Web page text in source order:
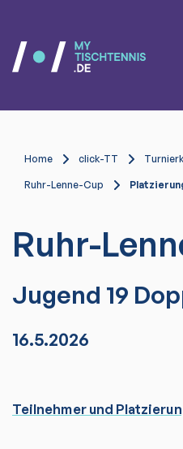
Home click-TT
Ruhr-Lenne-Cup
Ruhr-
Jugend 19
16.5.2026
Teilnehmer und